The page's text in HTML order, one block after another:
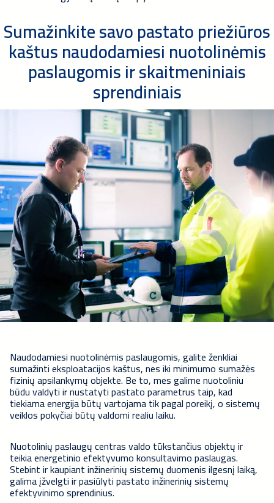
Sumažinkite savo pastato priežiūros
kaštus naudodamiesi nuotolinėmis
paslaugomis ir skaitmeniniais
sprendiniais
Naudodamiesi nuotolinėmis paslaugomis, galite ženkliai
sumažinti eksploatacijos kaštus, nes iki minimumo sumažės
fizinių apsilankymų objekte. Be to, mes galime nuotoliniu
būdu valdyti ir nustatyti pastato parametrus taip, kad
tiekiama energija būtų vartojama tik pagal poreikį, o sistemų
veiklos pokyčiai būtų valdomi realiu laiku.
Nuotolinių paslaugų centras valdo tūkstančius objektų ir
teikia energetinio efektyvumo konsultavimo paslaugas.
Stebint ir kaupiant inžinerinių sistemų duomenis ilgesnį laiką,
galima įžvelgti ir pasiūlyti pastato inžinerinių sistemų
efektyvinimo sprendinius.